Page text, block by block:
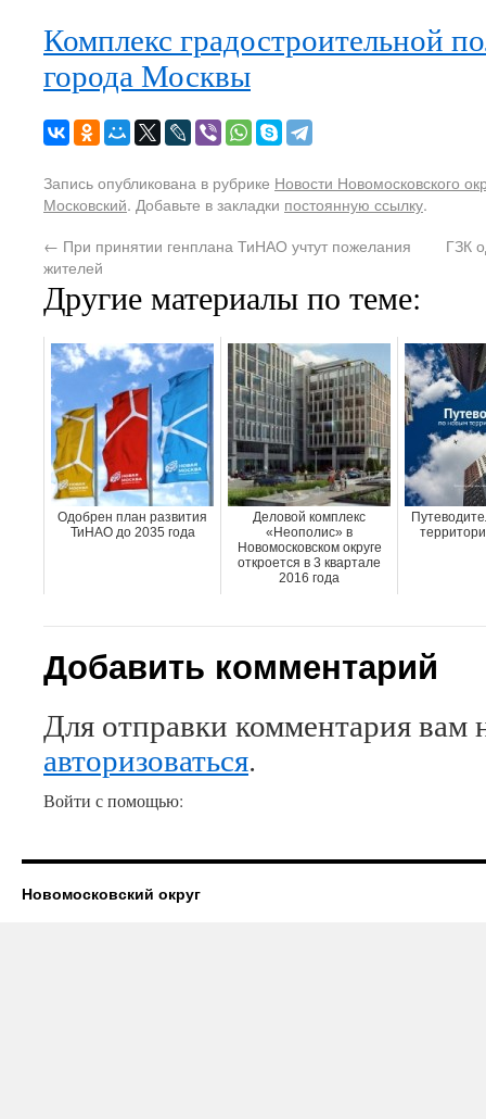
Комплекс градостроительной
города Москвы
Запись опубликована в рубрике Новости Новомосковского
Московский. Добавьте в закладки постоянную ссылку.
← При принятии генплана ТиНАО учтут пожелания
жителей
ГЗК
Другие материалы по теме:
Одобрен план развития
ТиНАО до 2035 года
Деловой комплекс
«Неополис» в
Новомосковском округе
откроется в 3 квартале
2016 года
Добавить комментарий
Для отправки комментария вам
авторизоваться.
Войти с помощью:
Новомосковский округ